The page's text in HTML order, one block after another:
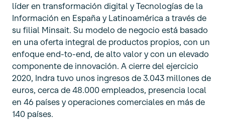
líder en transformación digital y Tecnologías de la
Información en España y Latinoamérica a través de
su filial Minsait. Su modelo de negocio está basado
en una oferta integral de productos propios, con un
enfoque end-to-end, de alto valor y con un elevado
componente de innovación. A cierre del ejercicio
2020, Indra tuvo unos ingresos de 3.043 millones de
euros, cerca de 48.000 empleados, presencia local
en 46 países y operaciones comerciales en más de
140 países.